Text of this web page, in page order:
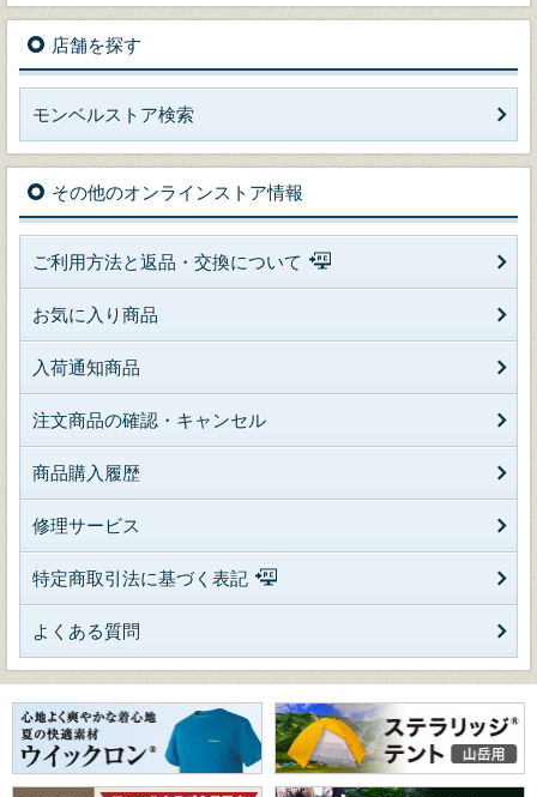
店舗を探す
モンベルストア検索
その他のオンラインストア情報
ご利用方法と返品・交換について
お気に入り商品
入荷通知商品
注文商品の確認・キャンセル
商品購入履歴
修理サービス
特定商取引法に基づく表記
よくある質問